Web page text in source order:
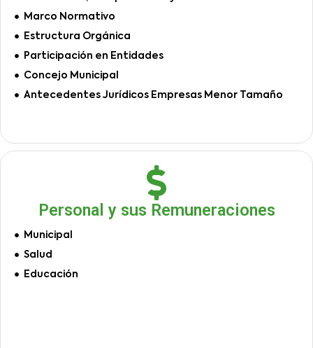
Marco Normativo
Estructura Orgánica
Participación en Entidades
Concejo Municipal
Antecedentes Jurídicos Empresas Menor Tamaño
Personal y sus Remuneraciones
Municipal
Salud
Educación